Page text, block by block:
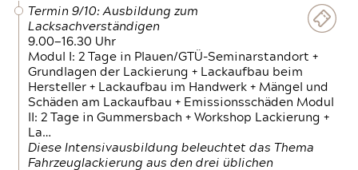
Termin 9/10: Ausbildung zum
Lacksachverständigen
9.00—16.30 Uhr
Modul I: 2 Tage in Plauen/GTÜ-Seminarstandort +
Grundlagen der Lackierung + Lackaufbau beim
Hersteller + Lackaufbau im Handwerk + Mängel und
Schäden am Lackaufbau + Emissionsschäden Modul
II: 2 Tage in Gummersbach + Workshop Lackierung +
La…
Diese Intensivausbildung beleuchtet das Thema
Fahrzeuglackierung aus den drei üblichen